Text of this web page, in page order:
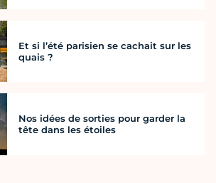
Et si l’été parisien se cachait sur les
quais ?
Nos idées de sorties pour garder la
tête dans les étoiles